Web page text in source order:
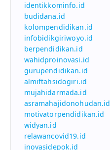
identikkominfo.id
budidana.id
kolompendidikan.id
infobidikgiriwoyo.id
berpendidikan.id
wahidproinovasi.id
gurupendidikan.id
almiftahsidogiri.id
mujahidarmada.id
asramahajidonohudan.id
motivatorpendidikan.id
widyan.id
relawancovid19.id
inovasidepok.id